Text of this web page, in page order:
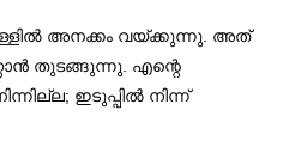
അനക്കം വയ്ക്കുന്നു. അത്
തുടങ്ങുന്നു. എന്റെ
ഇടുപ്പിൽ നിന്ന്